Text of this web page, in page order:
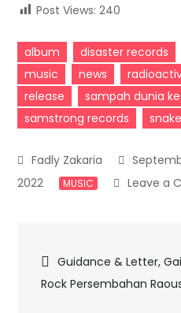
Post Views: 240
album disaster records
music
news
release
sampah dunia
samstrong records
2022
MUSIC Leave a
Post
Guidance & Letter,
Rock Persembahan